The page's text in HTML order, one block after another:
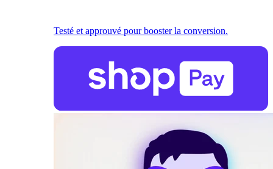
Testé et approuvé pour booster la conversion.